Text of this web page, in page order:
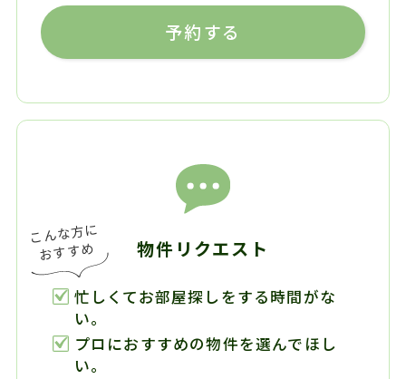
予約する
物件リクエスト
忙しくてお部屋探しをする時間がな
い。
プロにおすすめの物件を選んでほし
い。